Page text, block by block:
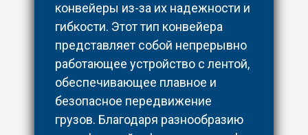
конвейеры из-за их надежности и
гибкости. Этот тип конвейера
представляет собой непрерывно
работающее устройство с лентой,
обеспечивающее плавное и
безопасное передвижение
грузов. Благодаря разнообразию